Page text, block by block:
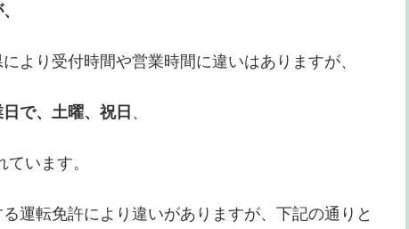
より受付時間や営業時間に違いはありますが、
で、土曜、祝日 、
ています。
運転免許により違いがありますが、下記の通りと